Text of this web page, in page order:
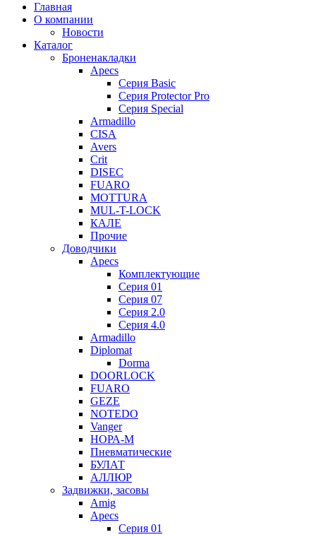
Главная
О компании
Новости
Каталог
Броненакладки
Apecs
Серия Basic
Серия Protector Pro
Серия Special
Armadillo
CISA
Avers
Crit
DISEC
FUARO
MOTTURA
MUL-T-LOCK
КАЛЕ
Прочие
Доводчики
Apecs
Комплектующие
Серия 01
Серия 07
Серия 2.0
Серия 4.0
Armadillo
Diplomat
Dorma
DOORLOCK
FUARO
GEZE
NOTEDO
Vanger
НОРА-М
Пневматические
БУЛАТ
АЛЛЮР
Задвижки, засовы
Amig
Apecs
Серия 01